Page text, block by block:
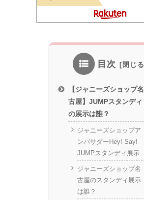
目次
【ジャニーズショップ名
古屋】JUMPスタンディ
の展示は誰？
ジャニーズショップア
ンバサダーHey! Say!
JUMPスタンディ展示
ジャニーズショップ名
古屋のスタンディ展示
は誰？